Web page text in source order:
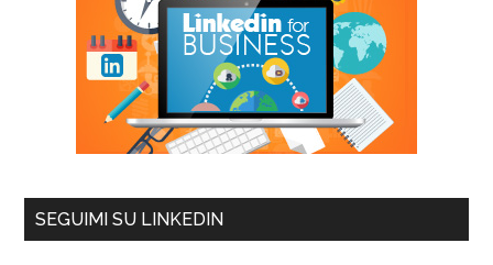
SEGUIMI SU LINKEDIN